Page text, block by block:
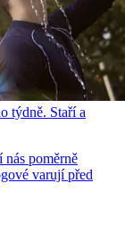
týdně. Staří a
poměrně
varují před